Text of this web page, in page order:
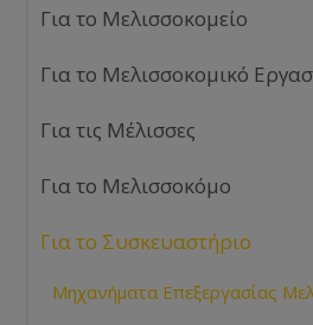
Για το Μελισσοκομείο
Για το Μελισσοκομικό
Για τις Μέλισσες
Για το Μελισσοκόμο
Για το Συσκευαστήριο
Μηχανήματα Επεξεργασίας